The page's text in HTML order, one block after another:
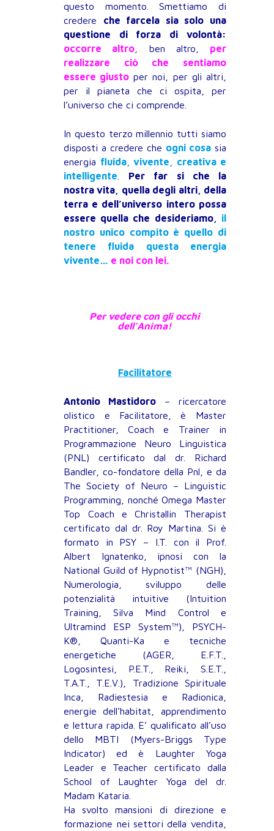
questo momento. Smettiamo di
credere che farcela sia solo una
questione di forza di volontà:
occorre altro
ben altro,
per
realizzare ciò che sentiamo
essere giusto per noi, per gli altri,
per il pianeta che ci ospita, per
l’universo che ci comprende.
In questo terzo millennio tutti siamo
disposti a credere che ogni cosa sia
energia fluida, vivente, creativa e
intelligente
Per far si che la
nostra vita, quella degli altri, della
terra e dell’universo intero possa
essere quella che desideriamo,
il
nostro unico compito è quello di
tenere fluida questa energia
vivente… e noi con lei.
Per vedere con gli occhi
dell’Anima!
Facilitatore
Antonio Mastidoro – ricercatore
olistico e Facilitatore, è Master
Practitioner, Coach e Trainer in
Programmazione Neuro Linguistica
(PNL) certificato dal dr. Richard
Bandler, co-fondatore della Pnl, e da
The Society of Neuro – Linguistic
Programming, nonché Omega Master
Top Coach e Christallin Therapist
certificato dal dr. Roy Martina. Si è
formato in PSY – I.T. con il Prof.
Albert Ignatenko, ipnosi con la
National Guild of Hypnotist™ (NGH),
Numerologia, sviluppo delle
potenzialità intuitive (Intuition
Training, Silva Mind Control e
Ultramind ESP System™), PSYCH-
K®, Quanti-Ka e tecniche
energetiche (AGER, E.F.T.,
Logosintesi, P.E.T., Reiki, S.E.T.,
T.A.T., T.E.V.), Tradizione Spirituale
Inca, Radiestesia e Radionica,
energie dell’habitat, apprendimento
e lettura rapida. E’ qualificato all’uso
dello MBTI (Myers-Briggs Type
Indicator) ed è Laughter Yoga
Leader e Teacher certificato dalla
School of Laughter Yoga del dr.
Madam Kataria.
Ha svolto mansioni di direzione e
formazione nei settori della vendita,